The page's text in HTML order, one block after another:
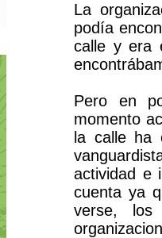
La
podía
calle y
Pero en
momento
la calle ha
actividad e
cuenta ya
verse,